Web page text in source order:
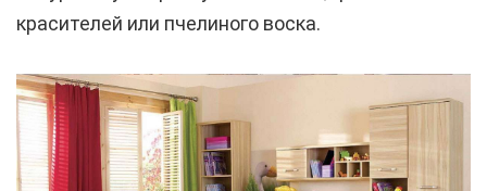
красителей или пчелиного воска.